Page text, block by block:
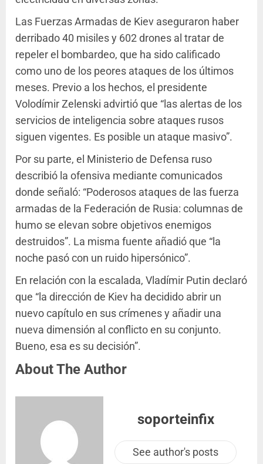
Las Fuerzas Armadas de Kiev aseguraron haber
derribado 40 misiles y 602 drones al tratar de
repeler el bombardeo, que ha sido calificado
como uno de los peores ataques de los últimos
meses. Previo a los hechos, el presidente
Volodímir Zelenski advirtió que “las alertas de los
servicios de inteligencia sobre ataques rusos
siguen vigentes. Es posible un ataque masivo”.
Por su parte, el Ministerio de Defensa ruso
describió la ofensiva mediante comunicados
donde señaló: “Poderosos ataques de las fuerza
armadas de la Federación de Rusia: columnas de
humo se elevan sobre objetivos enemigos
destruidos”. La misma fuente añadió que “la
noche pasó con un ruido hipersónico”.
En relación con la escalada, Vladímir Putin declaró
que “la dirección de Kiev ha decidido abrir un
nuevo capítulo en sus crímenes y añadir una
nueva dimensión al conflicto en su conjunto.
Bueno, esa es su decisión”.
About The Author
soporteinfix
See author's posts